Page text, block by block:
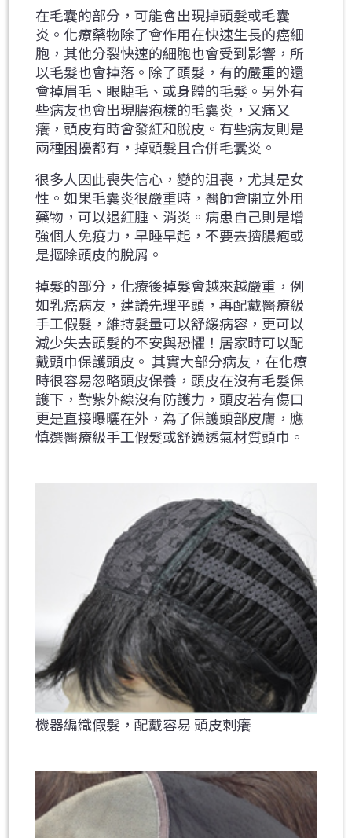
在毛囊的部分，可能會出現掉頭髮或毛囊
炎。化療藥物除了會作用在快速生長的癌細
胞，其他分裂快速的細胞也會受到影響，所
以毛髮也會掉落。除了頭髮，有的嚴重的還
會掉眉毛、眼睫毛、或身體的毛髮。另外有
些病友也會出現膿疱樣的毛囊炎，又痛又
癢，頭皮有時會發紅和脫皮。有些病友則是
兩種困擾都有，掉頭髮且合併毛囊炎。
很多人因此喪失信心，變的沮喪，尤其是女
性。如果毛囊炎很嚴重時，醫師會開立外用
藥物，可以退紅腫、消炎。病患自己則是增
強個人免疫力，早睡早起，不要去擠膿疱或
是摳除頭皮的脫屑。
掉髮的部分，化療後掉髮會越來越嚴重，例
如乳癌病友， 建議先理平頭，再配戴醫療級
手工假髮 ，維持髮量可以舒緩病容，更可以
減少失去頭髮的不安與恐懼！居家時可以配
戴頭巾保護頭皮。 其實大部分病友，在化療
時很容易忽略頭皮保養，頭皮在沒有毛髮保
護下，對紫外線沒有防護力，頭皮若有傷口
更是直接曝曬在外，為了保護頭部皮膚，應
慎選醫療級手工假髮或舒適透氣材質頭巾。
機器編織假髮，配戴容易 頭皮刺癢